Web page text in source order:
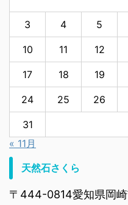
3 4 5
10 11 12
17 18 19
24 25 26
31
« 11月
天然石さくら
〒444-0814愛知県岡